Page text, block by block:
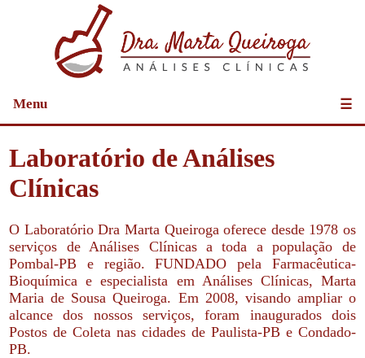
Menu ☰
Laboratório de Análises
Clínicas
O Laboratório Dra Marta Queiroga oferece desde 1978 os
serviços de Análises Clínicas a toda a população de
Pombal-PB e região. FUNDADO pela Farmacêutica-
Bioquímica e especialista em Análises Clínicas, Marta
Maria de Sousa Queiroga. Em 2008, visando ampliar o
alcance dos nossos serviços, foram inaugurados dois
Postos de Coleta nas cidades de Paulista-PB e Condado-
PB.